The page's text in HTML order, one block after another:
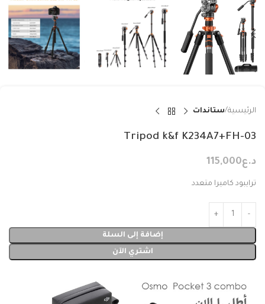
الرئيسية ستاندات
Tripod k&f K234A7+FH-03
د.ع115,000
ترايبود كاميرا متعدد
إضافة إلى السلة
اشتري الآن